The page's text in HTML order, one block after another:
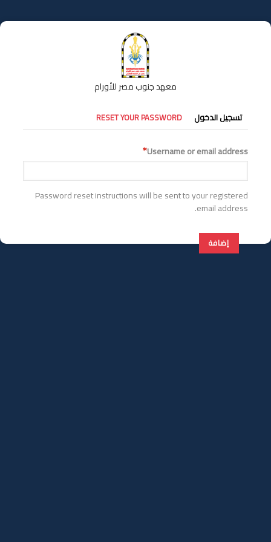
إلى
المحتوى
معهد جنوب مصر للأورام
التبويبات
الأساسية
تسجيل الدخول RESET YOUR PASSWORD
Username or email address
Password reset instructions will be sent to your registered
email address.